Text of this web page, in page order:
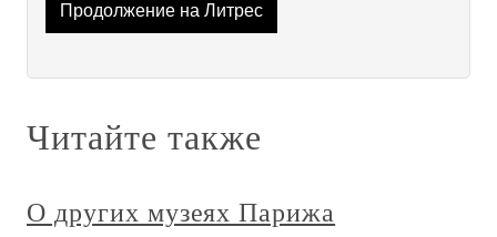
Продолжение на Литрес
Читайте также
О других музеях Парижа